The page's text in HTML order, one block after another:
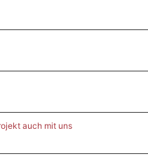
auch mit uns